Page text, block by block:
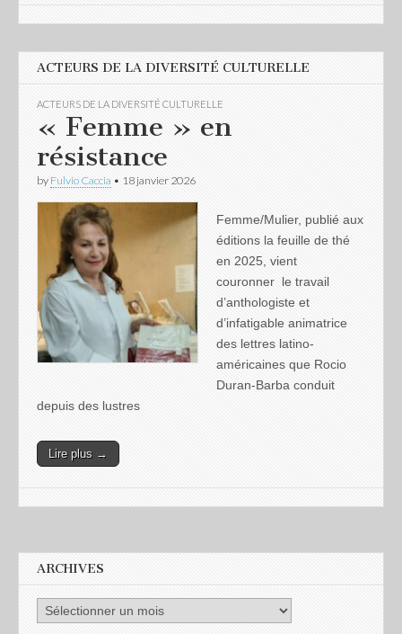
ACTEURS DE LA DIVERSITÉ CULTURELLE
ACTEURS DE LA DIVERSITÉ CULTURELLE
« Femme » en
résistance
by Fulvio Caccia • 18 janvier 2026
Femme/Mulier, publié aux
éditions la feuille de thé
en 2025, vient
couronner le travail
d’anthologiste et
d’infatigable animatrice
des lettres latino-
américaines que Rocio
Duran-Barba conduit
depuis des lustres
Lire plus →
ARCHIVES